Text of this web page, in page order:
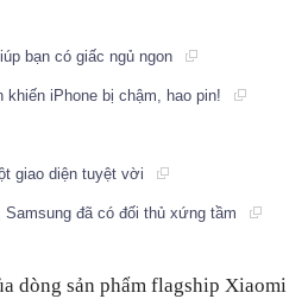
bạn có giấc ngủ ngon
iPhone bị chậm, hao pin!
giao diện tuyệt vời
đã có đối thủ xứng tầm
dòng sản phẩm flagship Xiaomi